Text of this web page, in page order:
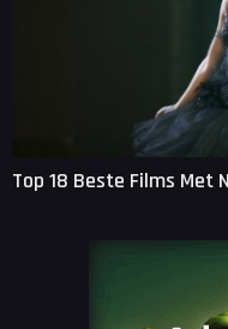
Top 18 Beste Films Met